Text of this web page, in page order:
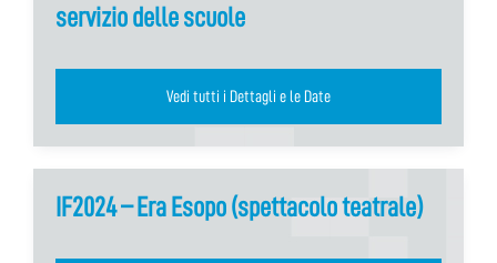
servizio delle scuole
Vedi tutti i Dettagli e le Date
IF2024 – Era Esopo (spettacolo teatrale)